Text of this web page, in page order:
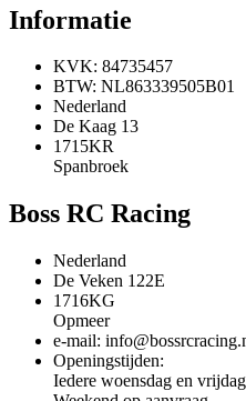
Informatie
KVK: 84735457
BTW: NL863339505B01
Nederland
De Kaag 13
1715KR
Spanbroek
Boss RC Racing
Nederland
De Veken 122E
1716KG
Opmeer
e-mail:
Openingstijden:
Iedere woensdag en